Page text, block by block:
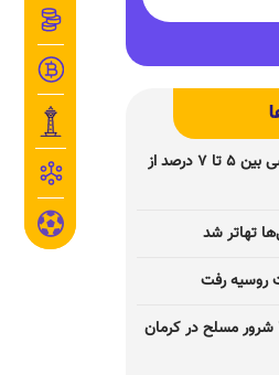
رویترز: ایران به دنبال دریافت عوارضی بین ۵ تا ۷ درصد از
روسیه رفت
وزارت اطلاعات: ۲۱ مزدور موساد و ۴ شرور مسلح در کرمان